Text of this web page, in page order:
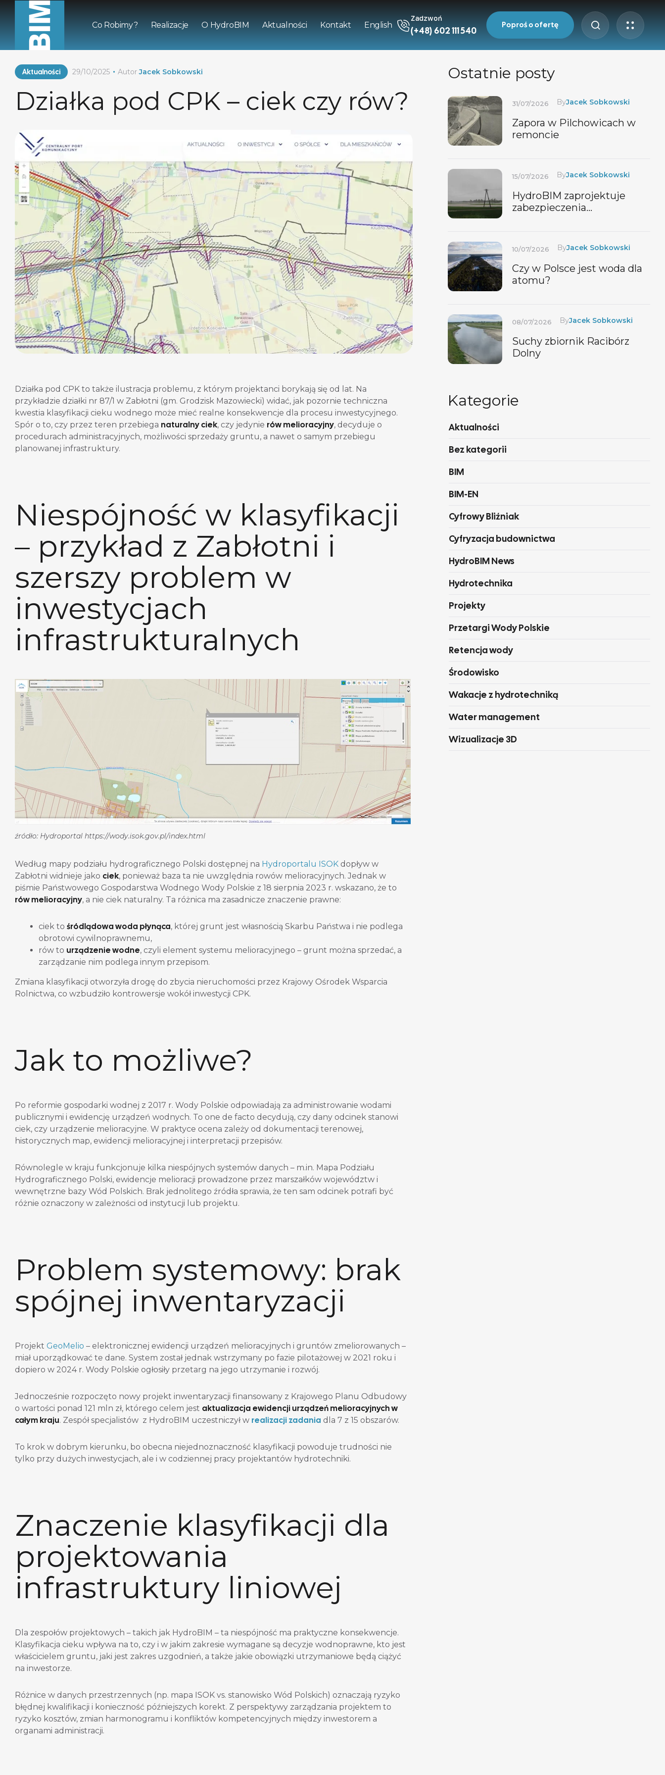
Co Robimy? Realizacje O HydroBIM Aktualności Kontakt English
Zadzwoń
(+48) 602 111 540 Poproś o ofertę
Aktualności AutorJacek Sobkowski
29/10/2025
Działka pod CPK – ciek czy rów?
Działka pod CPK to także ilustracja problemu, z którym projektanci borykają się od lat. Na
przykładzie działki nr 87/1 w Zabłotni (gm. Grodzisk Mazowiecki) widać, jak pozornie techniczna
kwestia klasyfikacji cieku wodnego może mieć realne konsekwencje dla procesu inwestycyjnego.
Spór o to, czy przez teren przebiega naturalny ciek, czy jedynie rów melioracyjny, decyduje o
procedurach administracyjnych, możliwości sprzedaży gruntu, a nawet o samym przebiegu
planowanej infrastruktury.
Niespójność w klasyfikacji
– przykład z Zabłotni i
szerszy problem w
inwestycjach
infrastrukturalnych
źródło: Hydroportal https://wody.isok.gov.pl/index.html
Według mapy podziału hydrograficznego Polski dostępnej na Hydroportalu ISOK dopływ w
Zabłotni widnieje jako ciek, ponieważ baza ta nie uwzględnia rowów melioracyjnych. Jednak w
piśmie Państwowego Gospodarstwa Wodnego Wody Polskie z 18 sierpnia 2023 r. wskazano, że to
rów melioracyjny, a nie ciek naturalny. Ta różnica ma zasadnicze znaczenie prawne:
ciek to śródlądowa woda płynąca, której grunt jest własnością Skarbu Państwa i nie podlega
obrotowi cywilnoprawnemu,
rów to urządzenie wodne, czyli element systemu melioracyjnego – grunt można sprzedać, a
zarządzanie nim podlega innym przepisom.
Zmiana klasyfikacji otworzyła drogę do zbycia nieruchomości przez Krajowy Ośrodek Wsparcia
Rolnictwa, co wzbudziło kontrowersje wokół inwestycji CPK.
Jak to możliwe?
Po reformie gospodarki wodnej z 2017 r. Wody Polskie odpowiadają za administrowanie wodami
publicznymi i ewidencję urządzeń wodnych. To one de facto decydują, czy dany odcinek stanowi
ciek, czy urządzenie melioracyjne. W praktyce ocena zależy od dokumentacji terenowej,
historycznych map, ewidencji melioracyjnej i interpretacji przepisów.
Równolegle w kraju funkcjonuje kilka niespójnych systemów danych – m.in. Mapa Podziału
Hydrograficznego Polski, ewidencje melioracji prowadzone przez marszałków województw i
wewnętrzne bazy Wód Polskich. Brak jednolitego źródła sprawia, że ten sam odcinek potrafi być
różnie oznaczony w zależności od instytucji lub projektu.
Problem systemowy: brak
spójnej inwentaryzacji
Projekt GeoMelio – elektronicznej ewidencji urządzeń melioracyjnych i gruntów zmeliorowanych –
miał uporządkować te dane. System został jednak wstrzymany po fazie pilotażowej w 2021 roku i
dopiero w 2024 r. Wody Polskie ogłosiły przetarg na jego utrzymanie i rozwój.
Jednocześnie rozpoczęto nowy projekt inwentaryzacji finansowany z Krajowego Planu Odbudowy
o wartości ponad 121 mln zł, którego celem jest aktualizacja ewidencji urządzeń melioracyjnych w
całym kraju. Zespół specjalistów z HydroBIM uczestniczył w realizacji zadania dla 7 z 15 obszarów.
To krok w dobrym kierunku, bo obecna niejednoznaczność klasyfikacji powoduje trudności nie
tylko przy dużych inwestycjach, ale i w codziennej pracy projektantów hydrotechniki.
Znaczenie klasyfikacji dla
projektowania
infrastruktury liniowej
Dla zespołów projektowych – takich jak HydroBIM – ta niespójność ma praktyczne konsekwencje.
Klasyfikacja cieku wpływa na to, czy i w jakim zakresie wymagane są decyzje wodnoprawne, kto jest
właścicielem gruntu, jaki jest zakres uzgodnień, a także jakie obowiązki utrzymaniowe będą ciążyć
na inwestorze.
Różnice w danych przestrzennych (np. mapa ISOK vs. stanowisko Wód Polskich) oznaczają ryzyko
błędnej kwalifikacji i konieczność późniejszych korekt. Z perspektywy zarządzania projektem to
ryzyko kosztów, zmian harmonogramu i konfliktów kompetencyjnych między inwestorem a
organami administracji.
Ostatnie posty
31/07/2026 ByJacek Sobkowski
Zapora w Pilchowicach w
remoncie
15/07/2026 ByJacek Sobkowski
HydroBIM zaprojektuje
zabezpieczenia
10/07/2026 ByJacek Sobkowski
Czy w Polsce jest woda dla
atomu?
08/07/2026 ByJacek Sobkowski
Suchy zbiornik Racibórz
Dolny
Kategorie
Aktualności
Bez kategorii
BIM
BIM-EN
Cyfrowy Bliźniak
Cyfryzacja budownictwa
HydroBIM News
Hydrotechnika
Projekty
Przetargi Wody Polskie
Retencja wody
Środowisko
Wakacje z hydrotechniką
Water management
Wizualizacje 3D